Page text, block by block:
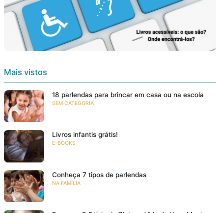
Mais vistos
18 parlendas para brincar em casa ou na escola
SEM CATEGORIA
Livros infantis grátis!
E-BOOKS
Conheça 7 tipos de parlendas
NA FAMÍLIA